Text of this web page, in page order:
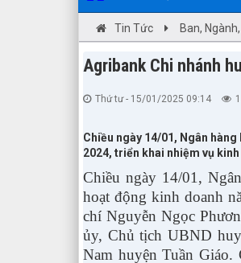
Tin Tức Ban,
Agribank Chi nhánh
Thứ tư - 15/01/2025 09:14
Chiều ngày 14/01, Ngân
2024, triển khai nhiệm vụ
Chiều ngày 14/01,
hoạt động kinh doanh
chí Nguyễn Ngọc
ủy, Chủ tịch UBND
Nam huyện Tuần